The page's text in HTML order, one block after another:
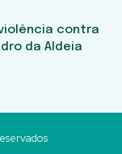
contra
da Aldeia